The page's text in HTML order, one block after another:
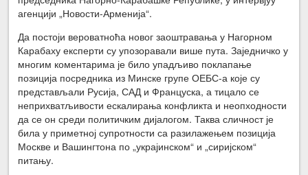
агенцији „Новости-Арменија“.
Да постоји вероватноћа новог заоштравања у Нагорном
Карабаху експерти су упозоравали више пута. Заједничко у
многим коментарима је било упадљиво поклапање
позиција посредника из Минске групе ОЕБС-а које су
представљали Русија, САД и Француска, а тицало се
неприхватљивости ескалирања конфликта и неопходности
да се он среди политичким дијалогом. Таква сличност је
била у приметној супротности са разилажењем позиција
Москве и Вашингтона по „украјинском“ и „сиријском“
питању.